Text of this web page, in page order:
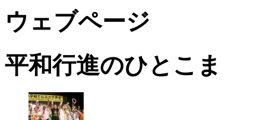
ウェブページ
平和行進のひとこま